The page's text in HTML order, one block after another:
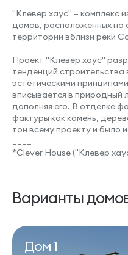
"Клевер хаус" – комплекс
домов, расположенных на
территории вблизи реки
Проект "Клевер хаус"
тенденций строительства
эстетическими
вписывается в
дополняя его. В отделке
фактуры как камень,
тон всему проекту и было
*Clever House ("Клевер
Варианты
Дом 1